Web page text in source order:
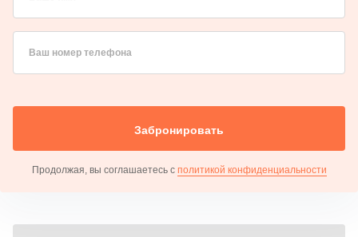
Ваш номер телефона
Забронировать
Продолжая, вы соглашаетесь с политикой конфиденциальности